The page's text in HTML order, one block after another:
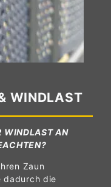
WINDLAST
WINDLAST AN
Zaun
dadurch die